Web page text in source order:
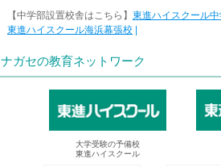
【中学部設置校舎はこちら】 東進ハイスクール
東進ハイスクール海浜幕張校
ナガセの教育ネットワーク
大学受験の予備校
東進ハイスクール